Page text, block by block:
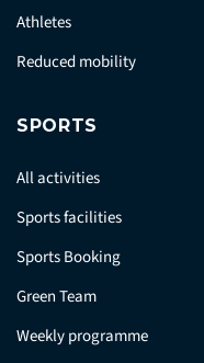
Athletes
Reduced mobility
SPORTS
All activities
Sports facilities
Sports Booking
Green Team
Weekly programme